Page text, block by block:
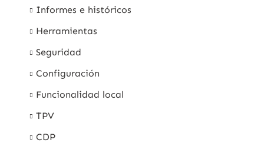
Informes e históricos
Herramientas
Seguridad
Configuración
Funcionalidad local
TPV
CDP